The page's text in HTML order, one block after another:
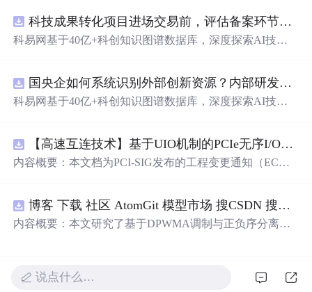
科技成果转化项目进场交易前，评估备案环节需要准备哪些材料？.docx
科易网基于40亿+科创知识图谱数据库，深度探索AI技术
新领域的AI+数智化解决方案，推动科技创新与产业创新
智能化发展。
国央企如何系统识别外部创新资源？内部研发体系完善，但对外部高校、中小科技企业技术能力缺乏动态认知。.docx
科易网基于40亿+科创知识图谱数据库，深度探索AI技术
新领域的AI+数智化解决方案，推动科技创新与产业创新
智能化发展。
【高速互连技术】基于UIO机制的PCIe无序I/O扩展：多路径架构下内存请求的高性能传输与排序控制方案设计
内容概要：本文档为PCI-SIG发布的工程变更通知（EC
规则对多路径拓扑和高性能IO系统的限制。UIO基于Flit模
式，定义了一套新的TLP（事务层包）类型和规则，允许
博客 下载 社区 AtomGit 模型市场 搜CSDN 搜索 AI 搜索 会员中心 创作中心 基于DPWMA调制与正负序分离的ANPC三电平并网逆变器前馈控制策略研究（Simulink仿真实现）
内容概要：本文研究了基于DPWMA调制与正负序分离的
PC）三电平逆变器拓扑，结合双极性倍频脉宽调制（DPW
说点什么…